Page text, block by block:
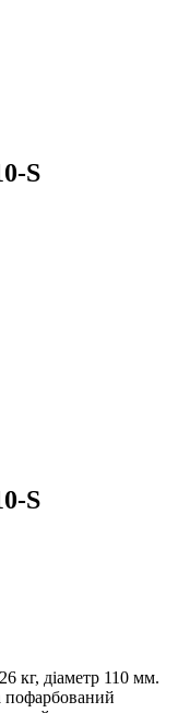
S
S
кг, діаметр 110 мм.
пофарбований